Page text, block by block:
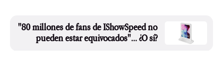
"80 millones de fans de IShowSpeed no
pueden estar equivocados"... ¿O sí?